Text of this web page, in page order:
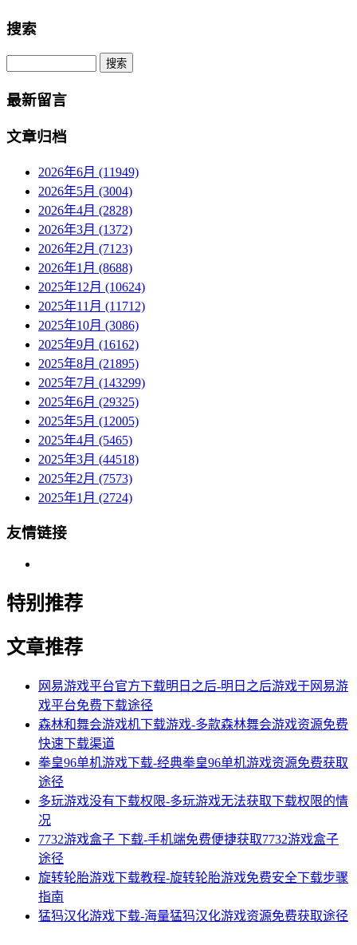
搜索
Search
最新留言
文章归档
2026年6月 (11949)
2026年5月 (3004)
2026年4月 (2828)
2026年3月 (1372)
2026年2月 (7123)
2026年1月 (8688)
2025年12月 (10624)
2025年11月 (11712)
2025年10月 (3086)
2025年9月 (16162)
2025年8月 (21895)
2025年7月 (143299)
2025年6月 (29325)
2025年5月 (12005)
2025年4月 (5465)
2025年3月 (44518)
2025年2月 (7573)
2025年1月 (2724)
友情链接
特别推荐
文章推荐
网易游戏平台官方下载明日之后-明日之后游戏于网易游
戏平台免费下载途径
森林和舞会游戏机下载游戏-多款森林舞会游戏资源免费
快速下载渠道
拳皇96单机游戏下载-经典拳皇96单机游戏资源免费获取
途径
多玩游戏没有下载权限-多玩游戏无法获取下载权限的情
况
7732游戏盒子 下载-手机端免费便捷获取7732游戏盒子
途径
旋转轮胎游戏下载教程-旋转轮胎游戏免费安全下载步骤
指南
猛犸汉化游戏下载-海量猛犸汉化游戏资源免费获取途径